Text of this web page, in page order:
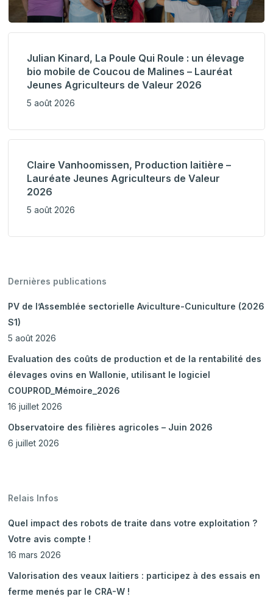
Julian Kinard, La Poule Qui Roule : un élevage
bio mobile de Coucou de Malines – Lauréat
Jeunes Agriculteurs de Valeur 2026
5 août 2026
Claire Vanhoomissen, Production laitière –
Lauréate Jeunes Agriculteurs de Valeur
2026
5 août 2026
Dernières publications
PV de l’Assemblée sectorielle Aviculture-Cuniculture (2026
S1)
5 août 2026
Evaluation des coûts de production et de la rentabilité des
élevages ovins en Wallonie, utilisant le logiciel
COUPROD_Mémoire_2026
16 juillet 2026
Observatoire des filières agricoles – Juin 2026
6 juillet 2026
Relais Infos
Quel impact des robots de traite dans votre exploitation ?
Votre avis compte !
16 mars 2026
Valorisation des veaux laitiers : participez à des essais en
ferme menés par le CRA-W !